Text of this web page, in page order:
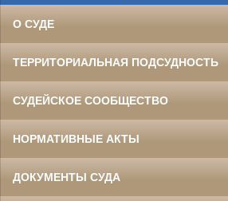
О СУДЕ
ТЕРРИТОРИАЛЬНАЯ ПОДСУДНОСТЬ
СУДЕЙСКОЕ СООБЩЕСТВО
НОРМАТИВНЫЕ АКТЫ
ДОКУМЕНТЫ СУДА